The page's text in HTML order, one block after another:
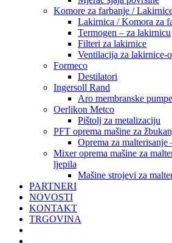
Komore za farbanje /
Lakirnica / Komora za
Termogen – za lakirnicu
Filteri za lakirnice
Ventilacija za lakirnice-
Formeco
Destilatori
Ingersoll Rand
Aro membranske pumpe
Oerlikon Metco
Pištolj za metalizaciju
PFT oprema mašine za
Oprema za malterisanje
Mixer oprema mašine za
ljepila
Mašine strojevi za
PARTNERI
NOVOSTI
KONTAKT
TRGOVINA